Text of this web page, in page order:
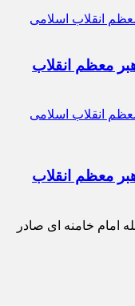
معظم انقلاب
معظم انقلاب
امام خامنه ای صادر